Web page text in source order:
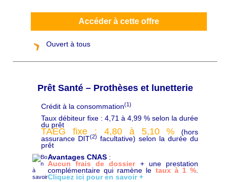
Accéder à cette offre
Ouvert à tous
Prêt Santé – Prothèses et lunetterie
Crédit à la consommation(1)
Taux débiteur fixe : 4,71 à 4,99 % selon la durée
du prêt
TAEG fixe : 4,80 à 5,10 %(hors
assurance DIT(2) facultative) selon la durée du
prêt
Avantages CNAS:
Aucun frais de dossier+ une prestation
complémentaire qui ramène le taux à 1 %.
Cliquez ici pour en savoir +